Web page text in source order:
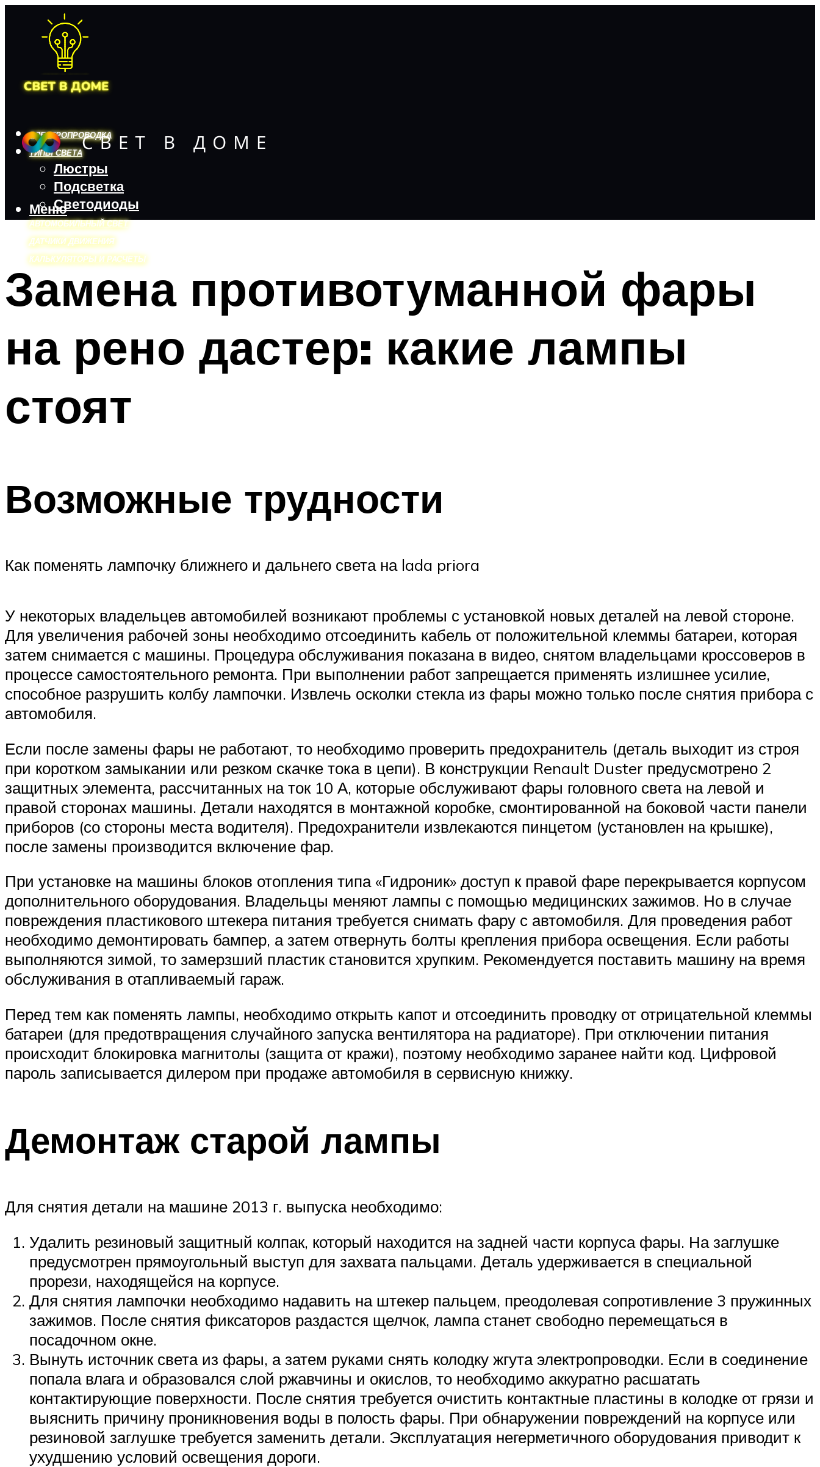
ЭЛЕКТРОПРОВОДКА
ТИПЫ СВЕТА
Люстры
Подсветка
Светодиоды
АВТОМОБИЛЬНЫЙ СВЕТ
ДАТЧИКИ ДВИЖЕНИЯ
КАЛЬКУЛЯТОРЫ И РАСЧЕТЫ
Меню
Меню
Замена противотуманной фары
на рено дастер: какие лампы
стоят
Возможные трудности
Как поменять лампочку ближнего и дальнего света на lada priora
У некоторых владельцев автомобилей возникают проблемы с установкой новых деталей на левой стороне.
Для увеличения рабочей зоны необходимо отсоединить кабель от положительной клеммы батареи, которая
затем снимается с машины. Процедура обслуживания показана в видео, снятом владельцами кроссоверов в
процессе самостоятельного ремонта. При выполнении работ запрещается применять излишнее усилие,
способное разрушить колбу лампочки. Извлечь осколки стекла из фары можно только после снятия прибора с
автомобиля.
Если после замены фары не работают, то необходимо проверить предохранитель (деталь выходит из строя
при коротком замыкании или резком скачке тока в цепи). В конструкции Renault Duster предусмотрено 2
защитных элемента, рассчитанных на ток 10 А, которые обслуживают фары головного света на левой и
правой сторонах машины. Детали находятся в монтажной коробке, смонтированной на боковой части панели
приборов (со стороны места водителя). Предохранители извлекаются пинцетом (установлен на крышке),
после замены производится включение фар.
При установке на машины блоков отопления типа «Гидроник» доступ к правой фаре перекрывается корпусом
дополнительного оборудования. Владельцы меняют лампы с помощью медицинских зажимов. Но в случае
повреждения пластикового штекера питания требуется снимать фару с автомобиля. Для проведения работ
необходимо демонтировать бампер, а затем отвернуть болты крепления прибора освещения. Если работы
выполняются зимой, то замерзший пластик становится хрупким. Рекомендуется поставить машину на время
обслуживания в отапливаемый гараж.
Перед тем как поменять лампы, необходимо открыть капот и отсоединить проводку от отрицательной клеммы
батареи (для предотвращения случайного запуска вентилятора на радиаторе). При отключении питания
происходит блокировка магнитолы (защита от кражи), поэтому необходимо заранее найти код. Цифровой
пароль записывается дилером при продаже автомобиля в сервисную книжку.
Демонтаж старой лампы
Для снятия детали на машине 2013 г. выпуска необходимо:
Удалить резиновый защитный колпак, который находится на задней части корпуса фары. На заглушке
предусмотрен прямоугольный выступ для захвата пальцами. Деталь удерживается в специальной
прорези, находящейся на корпусе.
Для снятия лампочки необходимо надавить на штекер пальцем, преодолевая сопротивление 3 пружинных
зажимов. После снятия фиксаторов раздастся щелчок, лампа станет свободно перемещаться в
посадочном окне.
Вынуть источник света из фары, а затем руками снять колодку жгута электропроводки. Если в соединение
попала влага и образовался слой ржавчины и окислов, то необходимо аккуратно расшатать
контактирующие поверхности. После снятия требуется очистить контактные пластины в колодке от грязи и
выяснить причину проникновения воды в полость фары. При обнаружении повреждений на корпусе или
резиновой заглушке требуется заменить детали. Эксплуатация негерметичного оборудования приводит к
ухудшению условий освещения дороги.